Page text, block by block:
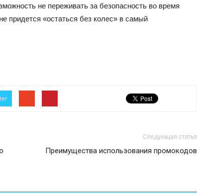
не переживать за безопасность во время
придется «остаться без колес» в самый
Следующая статья
Преимущества использования промокодов